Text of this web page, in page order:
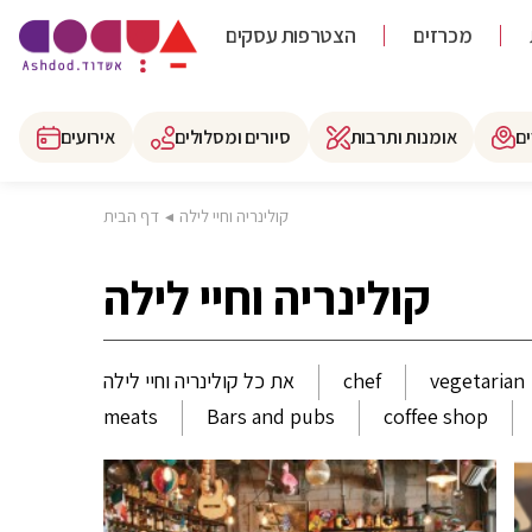
הצטרפות עסקים מכרזים
אירועים סיורים ומסלולים אומנות ותרבות
דף הבית ◂ קולינריה וחיי לילה
קולינריה וחיי לילה
את כל קולינריה וחיי לילה chef vegetarian
meats
Bars and pubs coffee shop